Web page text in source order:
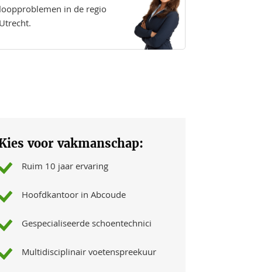
loopproblemen in de regio
Utrecht.
voor vakmanschap:
Ruim 10 jaar ervaring
Hoofdkantoor in Abcoude
Gespecialiseerde schoentechnici
Multidisciplinair voetenspreekuur